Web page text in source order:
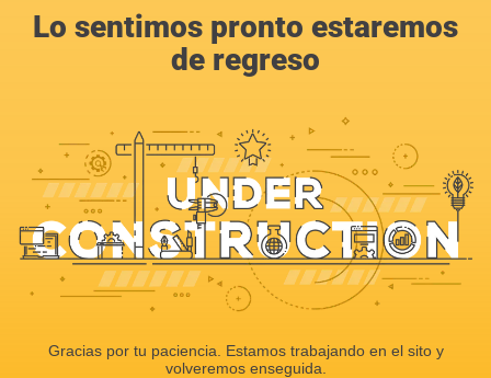
Lo sentimos pronto estaremos
de regreso
Gracias por tu paciencia. Estamos trabajando en el sito y
volveremos enseguida.